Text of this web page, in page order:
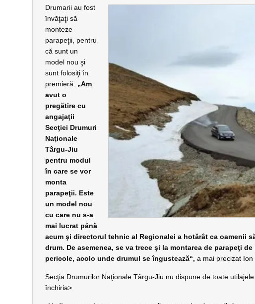
Drumarii au fost
învăţaţi să
monteze
parapeţii, pentru
că sunt un
model nou şi
sunt folosiţi în
premieră. „Am
avut o
pregătire cu
angajaţii
Secţiei Drumuri
Naţionale
Târgu-Jiu
pentru modul
în care se vor
monta
parapeţii. Este
un model nou
cu care nu s-a
mai lucrat până
acum şi directorul tehnic al Regionalei a hotărât ca oamenii
drum. De asemenea, se va trece şi la montarea de parapeţi
pericole, acolo unde drumul se îngustează“, a mai precizat Ion
Secţia Drumurilor Naţionale Târgu-Jiu nu dispune de toate
închiria>